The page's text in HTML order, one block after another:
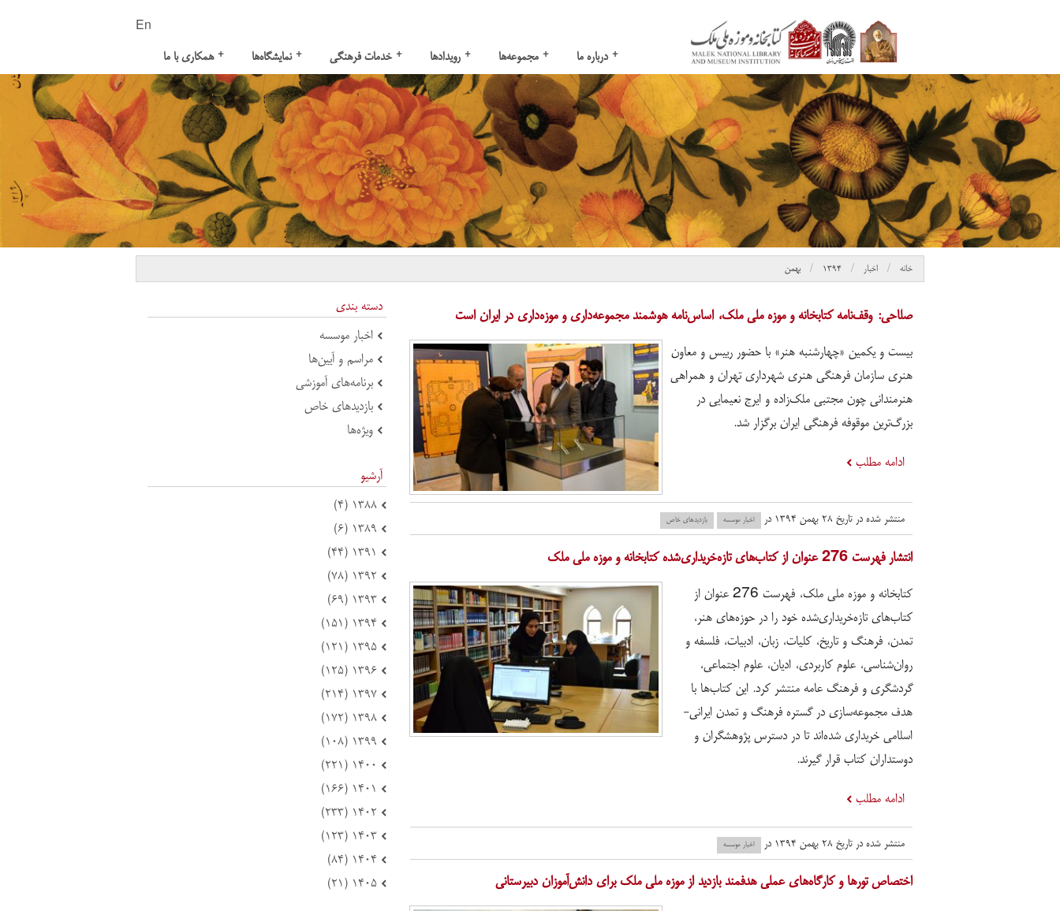
En
همکاری با ما + نمایشگاه‌ها + خدمات فرهنگی + رویدادها + مجموعه‌ها + درباره ما +
خانه اخبار ۱۳۹۴ بهمن
صلاحی: وقف‌نامه کتابخانه و موزه ملی ملک، اساس‌نامه هوشمند مجموعه‌داری و موزه‌داری در ایران است
بیست و یکمین «چهارشنبه هنر» با حضور رییس و معاون
هنری سازمان فرهنگی هنری شهرداری تهران و همراهی
هنرمندانی چون مجتبی ملک‌زاده و ایرج نعیمایی در
بزرگ‌ترین موقوفه فرهنگی ایران برگزار شد.
ادامه مطلب
منتشر شده در تاریخ ۲۸ بهمن ۱۳۹۴ در اخبار موسسه بازدید‌های خاص
انتشار فهرست 276 عنوان از کتاب‌های تازه‌خریداری‌شده کتابخانه و موزه ملی ملک
کتابخانه و موزه ملی ملک، فهرست 276 عنوان از
کتاب‌های تازه‌خریداری‌شده خود را در حوزه‌های هنر،
تمدن، فرهنگ و تاریخ، کلیات، زبان، ادبیات، فلسفه و
روان‌شناسی، علوم کاربردی، ادیان، علوم اجتماعی،
گردشگری و فرهنگ عامه منتشر کرد. این کتاب‌ها با
هدف مجموعه‌سازی در گستره فرهنگ و تمدن ایرانی-
اسلامی خریداری شده‌اند تا در دسترس پژوهشگران و
دوستداران کتاب قرار گیرند.
ادامه مطلب
منتشر شده در تاریخ ۲۸ بهمن ۱۳۹۴ در اخبار موسسه
اختصاص تورها و کارگاه‌های عملی هدفمند بازدید از موزه ملی ملک برای دانش‌آموزان دبیرستانی
دسته بندی
اخبار موسسه
مراسم و آیین‌ها
برنامه‌های آموزشی
بازدید‌های خاص
ویژه‌ها
آرشیو
۱۳۸۸ (۴)
۱۳۸۹ (۶)
۱۳۹۱ (۴۴)
۱۳۹۲ (۷۸)
۱۳۹۳ (۶۹)
۱۳۹۴ (۱۵۱)
۱۳۹۵ (۱۲۱)
۱۳۹۶ (۱۲۵)
۱۳۹۷ (۲۱۴)
۱۳۹۸ (۱۷۲)
۱۳۹۹ (۱۰۸)
۱۴۰۰ (۲۲۱)
۱۴۰۱ (۱۶۶)
۱۴۰۲ (۲۳۳)
۱۴۰۳ (۱۲۳)
۱۴۰۴ (۸۴)
۱۴۰۵ (۲۱)